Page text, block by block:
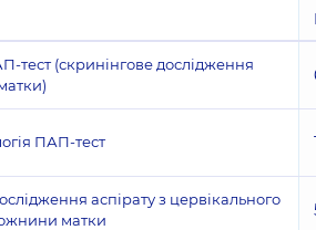
тест (скринінгове дослідження
ПАП-тест
аспірату з цервікального
матки